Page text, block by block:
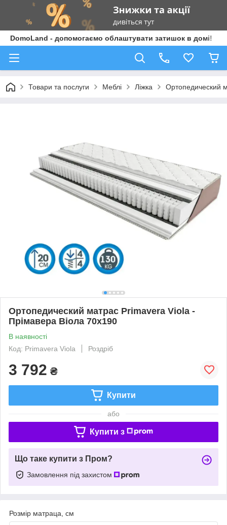
DomoLand - допомогаємо облаштувати затишок в домі!
Товари та послуги Меблі Ліжка Ортопедический
Ортопедический матрас Primavera Viola -
Прімавера Віола 70x190
В наявності
Код: Primavera Viola
Роздріб
3 792 ₴
Купити
або
Купити з
Що таке купити з Пром?
Замовлення під захистом
Розмір матраца, см